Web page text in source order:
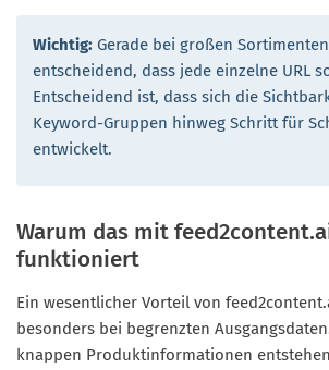
Wichtig: Gerade bei großen
entscheidend, dass jede einzelne URL
Entscheidend ist, dass sich die
Keyword-Gruppen hinweg Schritt für
entwickelt.
Warum das mit
funktioniert
Ein wesentlicher Vorteil von
besonders bei begrenzten
knappen Produktinformationen